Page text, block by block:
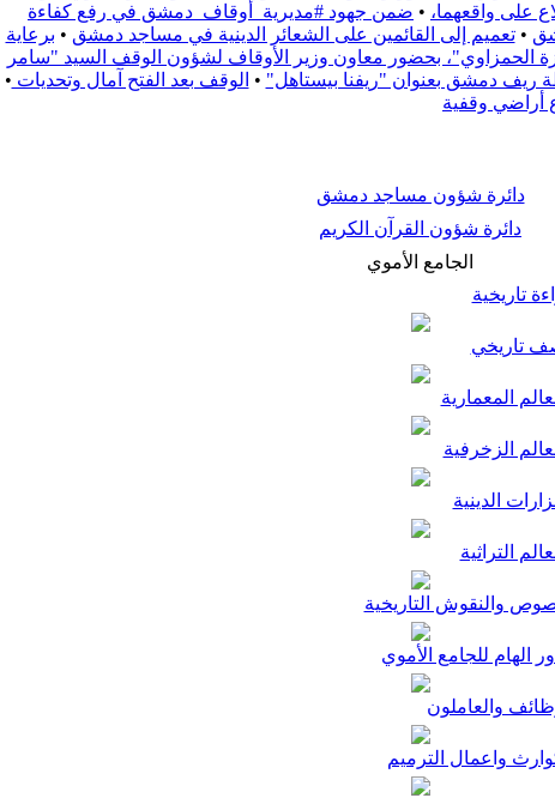
على واقعهما، • ضمن جهود #مديرية_أوقاف_دمشق في رفع كفاءة
• تعميم إلى القائمين على الشعائر الدينية في مساجد دمشق • برعاية
الحمزاوي"، بحضور معاون وزير الأوقاف لشؤون الوقف السيد "سامر
• الوقف بعد الفتح آمال وتحديات •
أراضي وقفية
دائرة شؤون مساجد دمشق
دائرة شؤون القرآن الكريم
الجامع الأموي
تاريخية
تاريخي
المعمارية
الزخرفية
الدينية
التراثية
والنقوش التاريخية
الهام للجامع الأموي
والعاملون
واعمال الترميم